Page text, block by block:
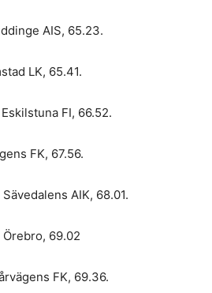
AIS, 65.23.
LK, 65.41.
FI, 66.52.
FK, 67.56.
AIK, 68.01.
Örebro, 69.02
FK, 69.36.